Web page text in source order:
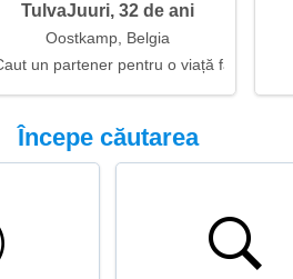
TulvaJuuri, 32 de ani
Oostkamp, Belgia
un partener pentru o viață fără drame
Începe căutarea